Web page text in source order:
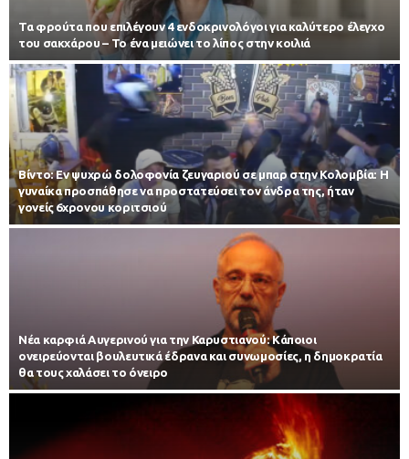
Τα φρούτα που επιλέγουν 4 ενδοκρινολόγοι για καλύτερο έλεγχο
του σακχάρου – Το ένα μειώνει το λίπος στην κοιλιά
Βίντο: Εν ψυχρώ δολοφονία ζευγαριού σε μπαρ στην Κολομβία: Η
γυναίκα προσπάθησε να προστατεύσει τον άνδρα της, ήταν
γονείς 6χρονου κοριτσιού
Νέα καρφιά Αυγερινού για την Καρυστιανού: Kάποιοι
ονειρεύονται βουλευτικά έδρανα και συνωμοσίες, η δημοκρατία
θα τους χαλάσει το όνειρο